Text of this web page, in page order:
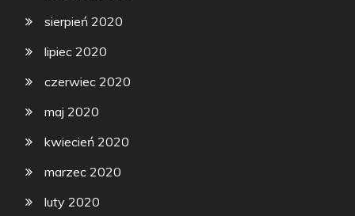
sierpień 2020
lipiec 2020
czerwiec 2020
maj 2020
kwiecień 2020
marzec 2020
luty 2020